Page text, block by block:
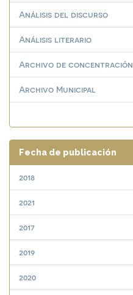
Análisis del discurso
Análisis literario
Archivo de concentración
Archivo Municipal
Fecha de publicación
2018
2021
2017
2019
2020